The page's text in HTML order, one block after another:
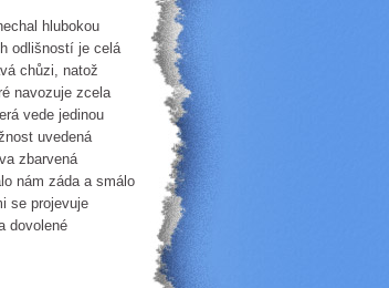
hlubokou
odlišností je celá
chůzi, natož
navozuje zcela
vede jedinou
uvedená
zbarvená
nám záda a smálo
se projevuje
dovolené